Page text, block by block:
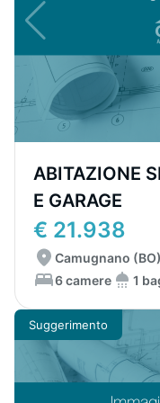
ABITAZIONE
E GARAGE
€ 21.938
Camugnano
6 camere
1
Suggerimento